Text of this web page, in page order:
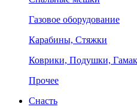
Газовое оборудование
Карабины, Стяжки
Коврики, Подушки,
Прочее
Снасть